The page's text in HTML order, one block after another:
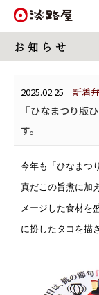
お 知 ら せ
2025.02.25 新着
『ひなまつり版
す。
今年も「ひなまつ
真だこの旨煮に加
メージした食材を
に扮したタコを描